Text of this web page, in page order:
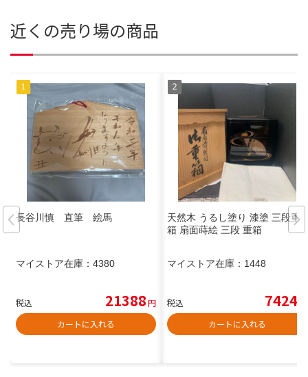
近くの売り場の商品
長谷川慎 直筆 絵馬
マイストア在庫： 4380
税込 21388円
カートに入れる
天然木 うるし塗り 漆塗 三段重
箱 扇面蒔絵 三段 重箱
マイストア在庫： 1448
税込 7424
カートに入れる